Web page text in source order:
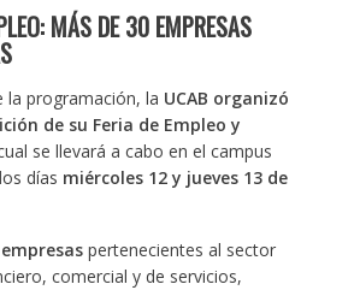
MÁS DE 30 EMPRESAS
la programación, la UCAB organizó
de su Feria de Empleo y
se llevará a cabo en el campus
días miércoles 12 y jueves 13 de
empresaspertenecientes al sector
comercial y de servicios,